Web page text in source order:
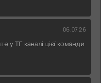
06.07.26
у ТГ каналі цієї команди